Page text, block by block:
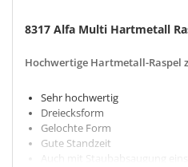
8317 Alfa Multi Hartmetall
Hochwertige Hartmetall-Raspel
Sehr hochwertig
Dreiecksform
Gelochte Form
Gute Standzeit
Auch mit Staubabsaugung